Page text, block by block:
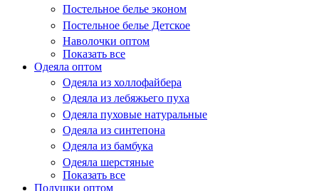
Постельное белье эконом
Постельное белье Детское
Наволочки оптом
Показать все
Одеяла оптом
Одеяла из холлофайбера
Одеяла из лебяжьего пуха
Одеяла пуховые натуральные
Одеяла из синтепона
Одеяла из бамбука
Одеяла шерстяные
Показать все
Подушки оптом